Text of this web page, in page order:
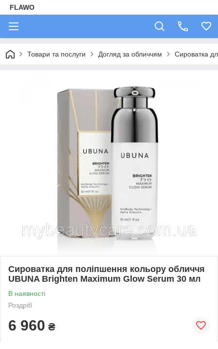
FLAWO
Товари та послуги Догляд за обличчям Сироватка
Сироватка для поліпшення кольору обличчя
UBUNA Brighten Maximum Glow Serum 30 мл
В наявності
Роздріб
6 960 ₴